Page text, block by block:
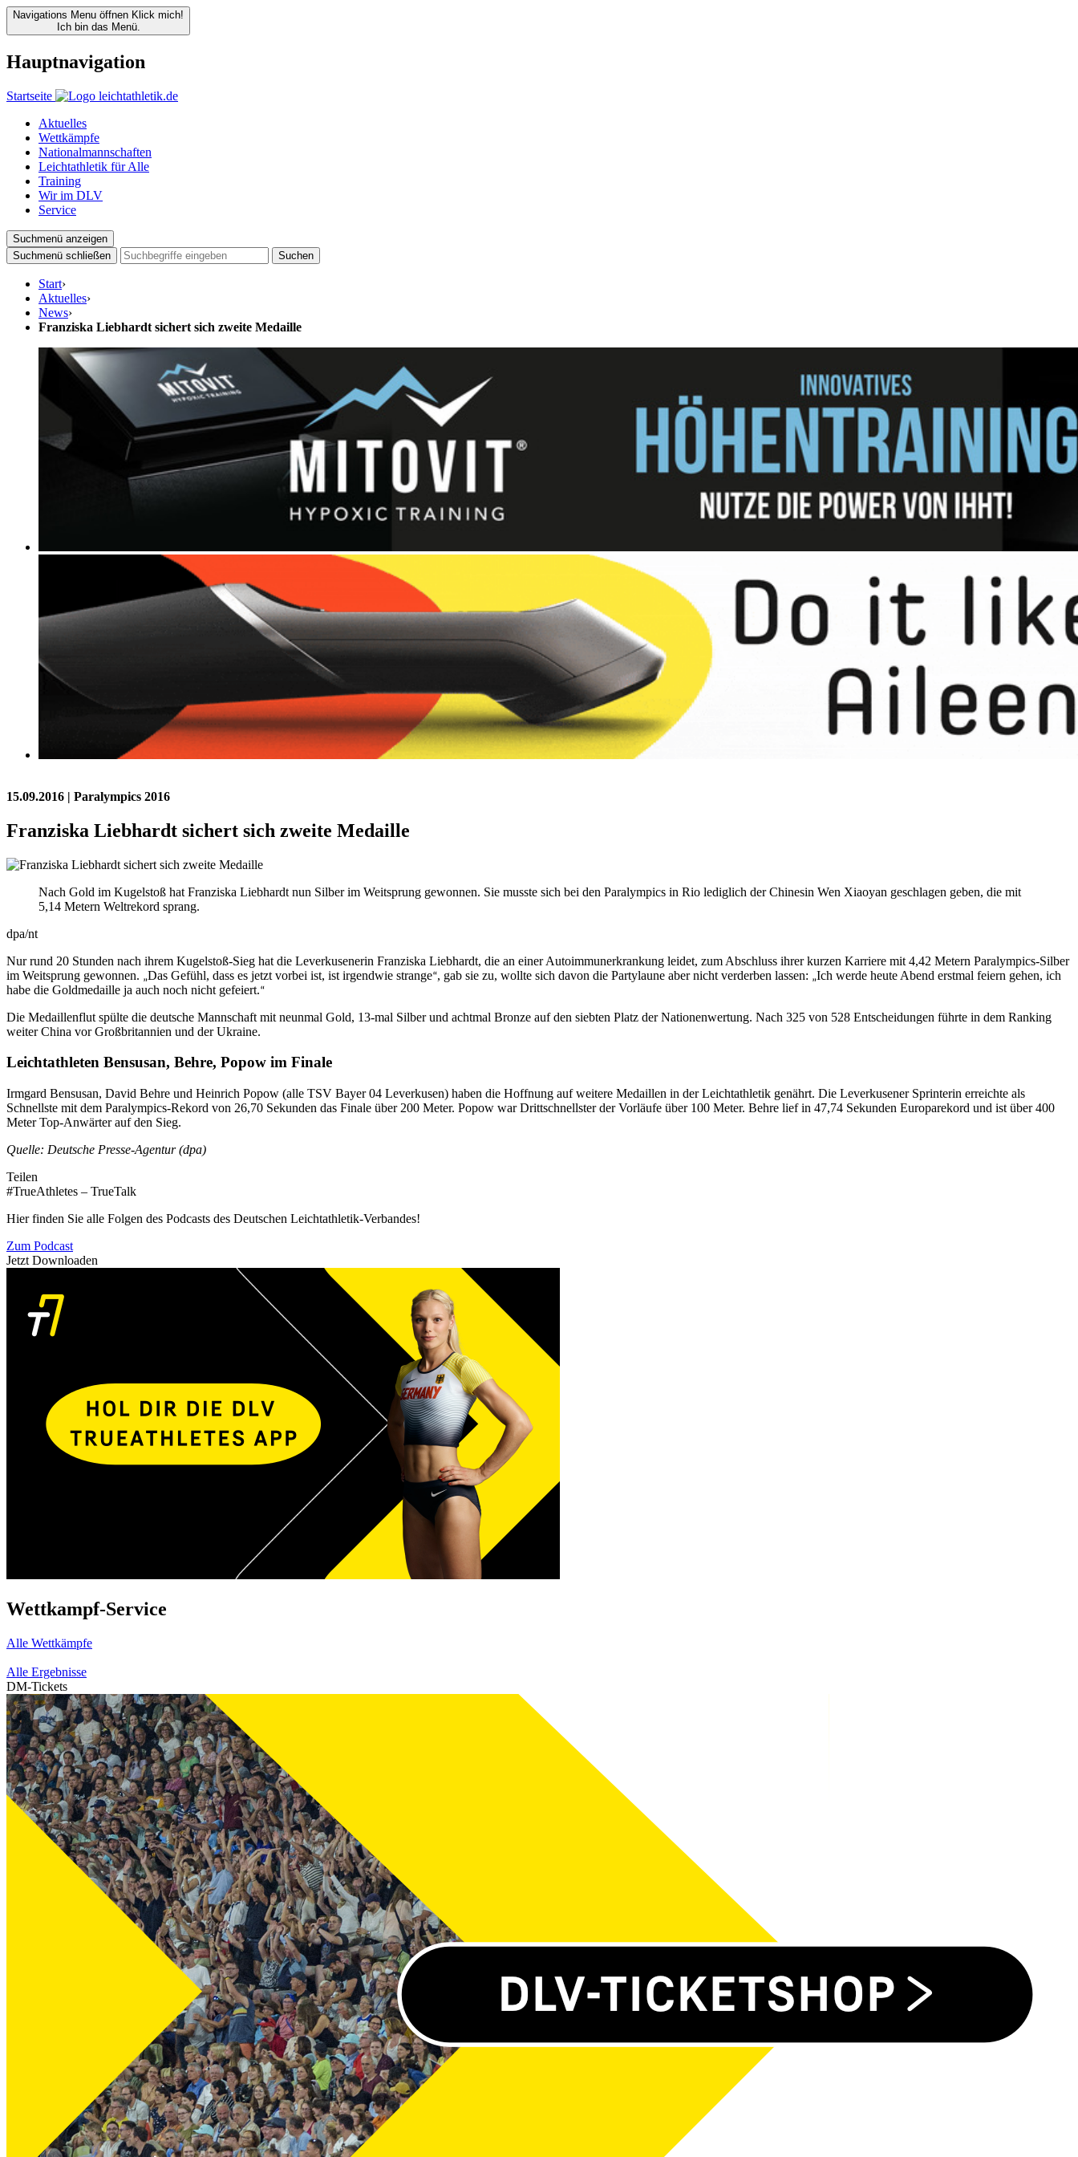
Navigations Menu öffnen Klick mich!
Ich bin das Menü.
Hauptnavigation
Startseite
Aktuelles
Wettkämpfe
Nationalmannschaften
Leichtathletik für Alle
Training
Wir im DLV
Service
Suchmenü anzeigen
Suchmenü schließen
Suchen
Start›
Aktuelles›
News›
Franziska Liebhardt sichert sich zweite Medaille
15.09.2016 | Paralympics 2016
Franziska Liebhardt sichert sich zweite Medaille
Nach Gold im Kugelstoß hat Franziska Liebhardt nun Silber im Weitsprung gewonnen. Sie musste sich bei den Paralympics in Rio lediglich der Chinesin Wen Xiaoyan geschlagen geben, die mit
5,14 Metern Weltrekord sprang.
dpa/nt
Nur rund 20 Stunden nach ihrem Kugelstoß-Sieg hat die Leverkusenerin Franziska Liebhardt, die an einer Autoimmunerkrankung leidet, zum Abschluss ihrer kurzen Karriere mit 4,42 Metern Paralympics-Silber
im Weitsprung gewonnen. „Das Gefühl, dass es jetzt vorbei ist, ist irgendwie strange“, gab sie zu, wollte sich davon die Partylaune aber nicht verderben lassen: „Ich werde heute Abend erstmal feiern gehen, ich
habe die Goldmedaille ja auch noch nicht gefeiert.“
Die Medaillenflut spülte die deutsche Mannschaft mit neunmal Gold, 13-mal Silber und achtmal Bronze auf den siebten Platz der Nationenwertung. Nach 325 von 528 Entscheidungen führte in dem Ranking
weiter China vor Großbritannien und der Ukraine.
Leichtathleten Bensusan, Behre, Popow im Finale
Irmgard Bensusan, David Behre und Heinrich Popow (alle TSV Bayer 04 Leverkusen) haben die Hoffnung auf weitere Medaillen in der Leichtathletik genährt. Die Leverkusener Sprinterin erreichte als
Schnellste mit dem Paralympics-Rekord von 26,70 Sekunden das Finale über 200 Meter. Popow war Drittschnellster der Vorläufe über 100 Meter. Behre lief in 47,74 Sekunden Europarekord und ist über 400
Meter Top-Anwärter auf den Sieg.
Quelle: Deutsche Presse-Agentur (dpa)
Teilen
#TrueAthletes – TrueTalk
Hier finden Sie alle Folgen des Podcasts des Deutschen Leichtathletik-Verbandes!
Zum Podcast
Jetzt Downloaden
Wettkampf-Service
Alle Wettkämpfe
Alle Ergebnisse
DM-Tickets